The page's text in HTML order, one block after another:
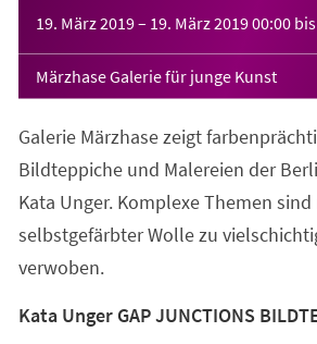
19. März 2019– 19. März 201900:00 bis
Märzhase Galerie für junge Kunst
Galerie Märzhase zeigt
Bildteppiche und Malereien der
Kata Unger. Komplexe Themen
selbstgefärbter Wolle zu
verwoben.
Kata Unger GAP JUNCTIONS